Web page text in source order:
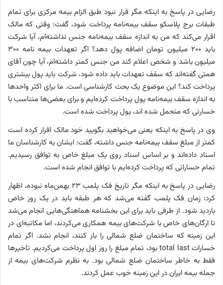
رضایی در پاسخ به اینکه مگر قرار نبود طبق الزام بیمه مرکزی برای تمام
طبقات برج پلاسکو سقف بیمه‌نامه پرداخت شود، گفت: وقتی که مالک
اقرار می‌کند که من به اندازه سقف بیمه‌نامه جنس نداشته‌ام، آیا شرکت
باید ۲۰۰ میلیون تومان اضافه پول دهد؟ اگر تعهدات بیمه نامه ۳۰۰
میلیون باشد و شخص اعلام کند من جنس کمتر داشته‌ام، آیا چون آقای
همتی گفته‌اند که سقف تعهدات باید داده شود، شرکت باید پول بیشتری
پرداخت کند؟ این موضوع یک بحث کارشناسی است. ما برای اکثر واحدها
به اندازه سقف بیمه‌نامه پول پرداخت کرده‌ایم و برای بعضی‌ها متناسب با
خسارتی که متحمل شده اند، پول پرداخت شده است.
وی در پاسخ به اینکه یعنی می‌خواهید بگویید خود مالک اقرار کرده است
کمتر از مبلغ سقف بیمه‌نامه جنس داشته، گفت: ایشان به کارشناسان ما
اسناد داده‌اند و بر اساس اسناد روی یک مبلغ خاص به توافق رسیدیم.
تمام خساراتی که پرداخت کرده‌ایم با توافق انجام شده است.
رضایی در پاسخ به اینکه مگر تاریخ فک پلمب ۲۳ بهمن‌ماه نبوده، اظهار
کرد: زمان فک پلمب گفته می‌شد که هر طبقه باید در یک روز خاص
بازدید شود. از طرفی باید برای این بخشنامه هماهنگی‌هایی انجام می‌شد
تا ارگان‌های خاص با شرکت‌های بیمه همکاری می‌کردند، اما مکاتبه‌ای در
این زمینه که ساختمان ضلع شمالی را باز کنند، انجام نشد. اگر تمام
خسارات total last بود، تمام مبلغ را روز اول پرداخت می‌کردیم. تاخیرها
فقط به خاطر ساختمان ضلع شمالی بود. به نظرم شرکت‌های بیمه از
جمله بیمه ایران در این زمینه خوب عمل کردند.